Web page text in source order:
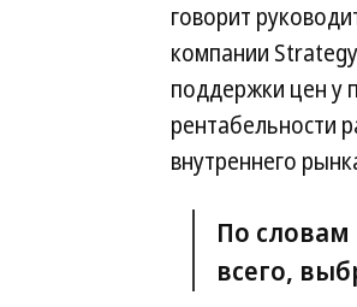
говорит
компании
поддержки цен у
рентабельности
внутреннего
По словам
всего,